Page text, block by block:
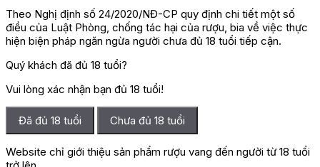
Theo Nghị định số 24/2020/NĐ-CP quy định chi tiết một số
điều của Luật Phòng, chống tác hại của rượu, bia về việc thực
hiện biện pháp ngăn ngừa người chưa đủ 18 tuổi tiếp cận.
Quý khách đã đủ 18 tuổi?
Vui lòng xác nhận bạn đủ 18 tuổi!
Đã đủ 18 tuổi Chưa đủ 18 tuổi
Website chỉ giới thiệu sản phẩm rượu vang đến người từ 18 tuổi